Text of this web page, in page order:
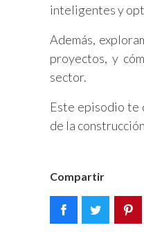
inteligentes y
Además,
proyectos, y
sector.
Este episodio te
de la
Compartir